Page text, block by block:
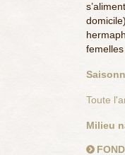
Toute
Milieu